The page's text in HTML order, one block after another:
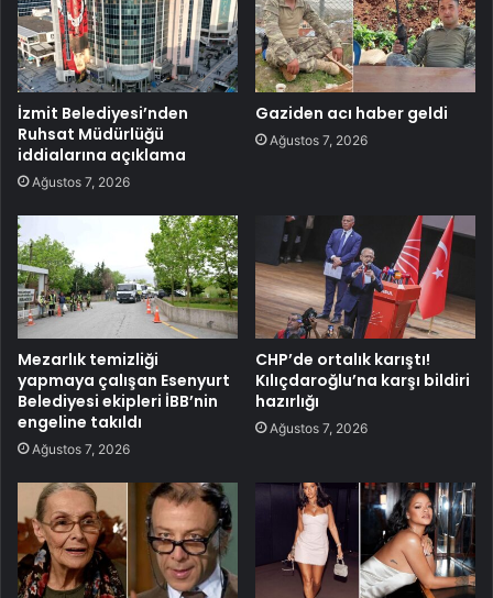
İzmit Belediyesi’nden
Ruhsat Müdürlüğü
iddialarına açıklama
Ağustos 7, 2026
Gaziden acı haber geldi
Ağustos 7, 2026
Mezarlık temizliği
yapmaya çalışan Esenyurt
Belediyesi ekipleri İBB’nin
engeline takıldı
Ağustos 7, 2026
CHP’de ortalık karıştı!
Kılıçdaroğlu’na karşı bildiri
hazırlığı
Ağustos 7, 2026